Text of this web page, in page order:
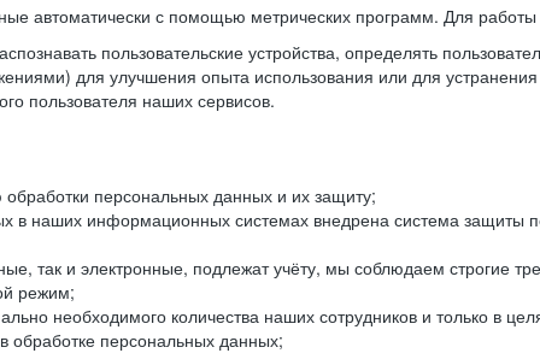
автоматически с помощью метрических программ. Для
пользовательские устройства, определять
для улучшения опыта использования или для
пользователя наших сервисов.
персональных данных и их защиту;
в наших информационных системах внедрена система защиты
так и электронные, подлежат учёту, мы соблюдаем строгие
режим;
необходимого количества наших сотрудников и только в
обработке персональных данных;